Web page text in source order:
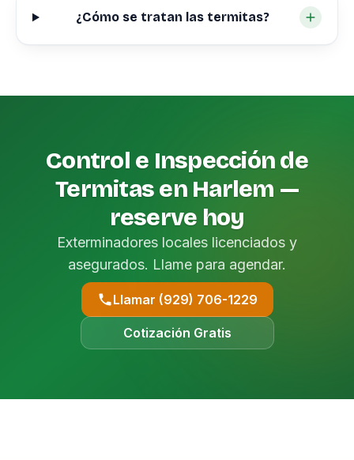
¿Cómo se tratan las termitas?
Control e Inspección de
Termitas en Harlem —
reserve hoy
Exterminadores locales licenciados y
asegurados. Llame para agendar.
Llamar (929) 706-1229
Cotización Gratis